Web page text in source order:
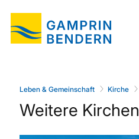
Leben & Gemeinschaft Kirche
Weitere Kirchen